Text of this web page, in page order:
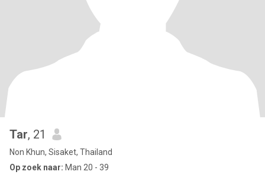
Tar, 21
Non Khun, Sisaket, Thailand
Op zoek naar: Man 20 - 39